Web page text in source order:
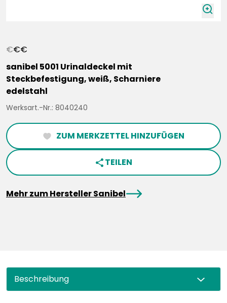
zoomIn
€€€
sanibel 5001 Urinaldeckel mit
Steckbefestigung, weiß, Scharniere
edelstahl
Werksart.-Nr.: 8040240
heartFilled ZUM MERKZETTEL HINZUFÜGEN
share TEILEN
Mehr zum Hersteller SanibelarrowRight
Beschreibung